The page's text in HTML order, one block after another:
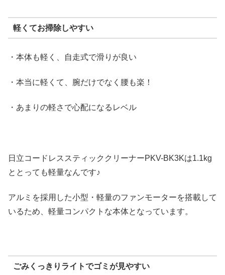
軽くてお掃除しやすい
・本体も軽く、自走式で滑りが良い
・本当に軽くて、腕だけでなく腰も楽！
・あまりの軽さで心配になるレベル
日立コードレススティッククリーナーPKV-BK3Kは1.1kg
ととっても軽量なんです♪
アルミを採用した小型・軽量のファンモーターを搭載して
いるため、軽量コンパクトな本体となっています。
ごみくっきりライトでゴミが見やすい